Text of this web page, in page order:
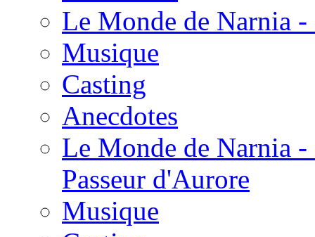
Le Monde de Narnia
Musique
Casting
Anecdotes
Le Monde de Narnia
Passeur d'Aurore
Musique